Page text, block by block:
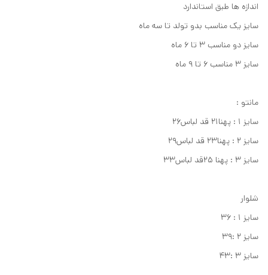
اندازه ها طبق استاندارد
سایز یک مناسب بدو تولد تا سه ماه
سایز دو مناسب ۳ تا ۶ ماه
سایز ۳ مناسب ۶ تا ۹ ماه
مانتو :
سایز ۱ : پهنا۲۱ قد لباس۲۶
سایز ۲ : پهنا۲۳ قد لباس۲۹
سایز ۳ : پهنا ۲۵قد لباس۳۳
شلوار
سایز ۱ : ۳۶
سایز ۲ :۳۹
سایز ۳ :۴۳